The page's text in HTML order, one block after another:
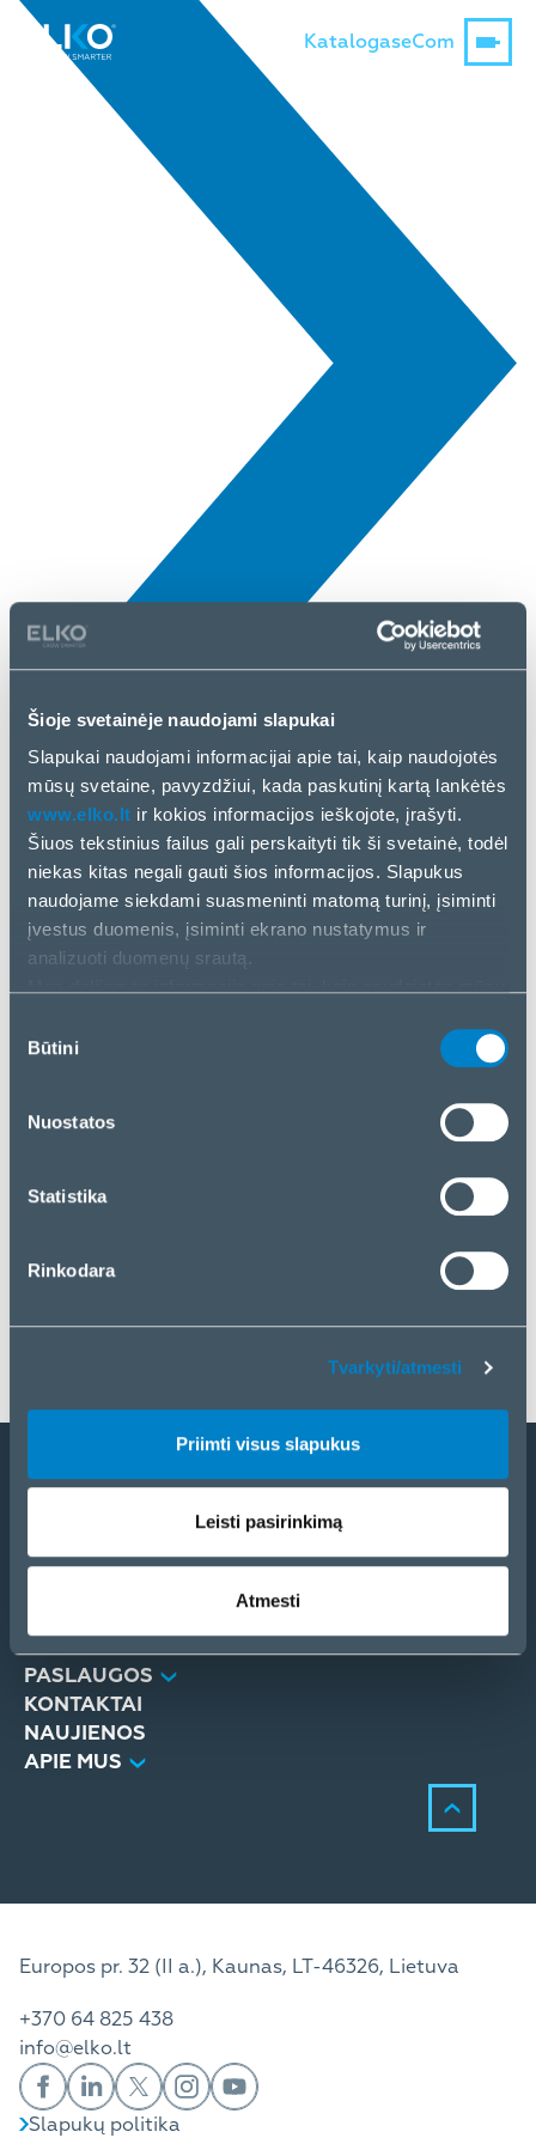
Šioje svetainėje naudojami slapukai
Slapukai naudojami informacijai apie tai, kaip naudojotės
mūsų svetaine, pavyzdžiui, kada paskutinį kartą lankėtės
www.elko.lt ir kokios informacijos ieškojote, įrašyti.
Šiuos tekstinius failus gali perskaityti tik ši svetainė, todėl
niekas kitas negali gauti šios informacijos. Slapukus
naudojame siekdami suasmeninti matomą turinį, įsiminti
įvestus duomenis, įsiminti ekrano nustatymus ir
analizuoti duomenų srautą.
analizės partneriais. Jei su tuo sutinkate, spustelėkite
„Tvarkyti/atmesti“.
pasirinkimas
Būtini
Nuostatos
Statistika
Rinkodara
Tvarkyti/atmesti
Priimti visus slapukus
Leisti pasirinkimą
Atmesti
KatalogaseCom
5 Bal, 2025
Sapphire
Katalogas
SPRENDIMAI
PASLAUGOS
KONTAKTAI
NAUJIENOS
APIE MUS
Europos pr. 32 (II a.), Kaunas, LT-46326, Lietuva
+370 64 825 438
info@elko.lt
Slapukų politika